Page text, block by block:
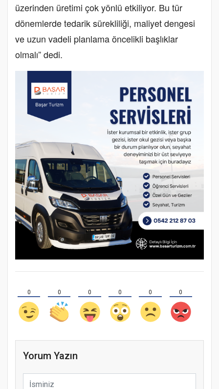
üzerinden üretimi çok yönlü etkiliyor. Bu tür
dönemlerde tedarik sürekliliği, maliyet dengesi
ve uzun vadeli planlama öncelikli başlıklar
olmalı” dedi.
0 0 0 0 0 0
Yorum Yazın